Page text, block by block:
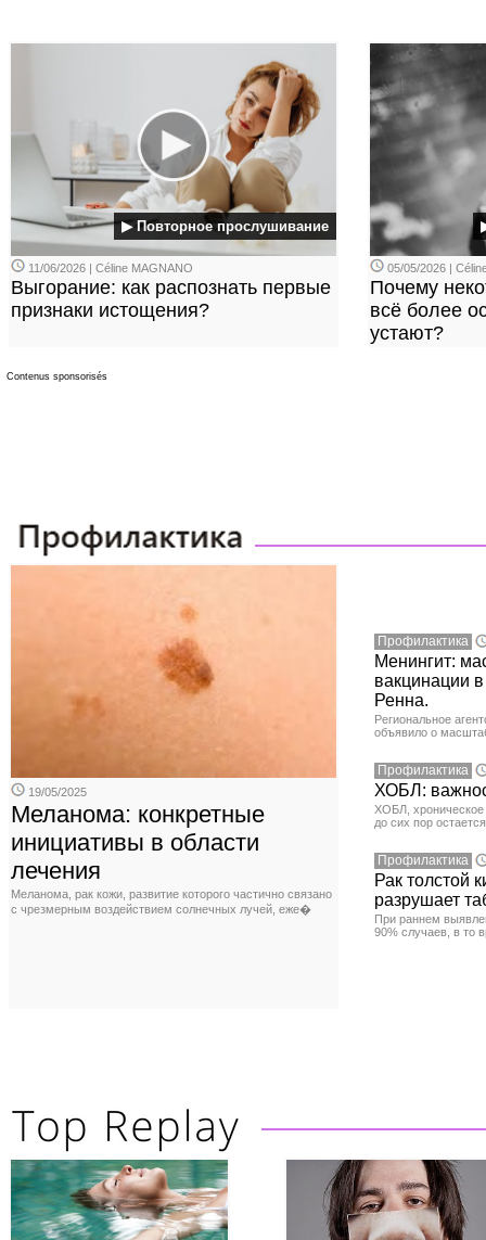
▶ Повторное прослушивание
11/06/2026 | Céline MAGNANO
Выгорание: как распознать первые
признаки истощения?
05/05/2026 |
Почему
всё более
устают?
Contenus sponsorisés
19/05/2025
Меланома: конкретные
инициативы в области
лечения
Меланома, рак кожи, развитие которого частично связано
с чрезмерным воздействием солнечных лучей, еже�
Профилактика
Менингит:
вакцинации
Ренна.
Региональное
объявило о
Профилактика
ХОБЛ:
ХОБЛ, хроническое
до сих пор
Профилактика
Рак толстой
разрушает
При раннем
90% случаев, в то